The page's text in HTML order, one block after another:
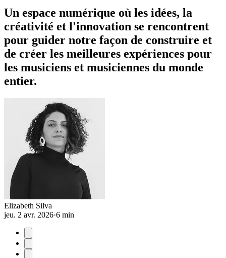
Un espace numérique où les idées, la
créativité et l'innovation se rencontrent
pour guider notre façon de construire et
de créer les meilleures expériences pour
les musiciens et musiciennes du monde
entier.
Elizabeth Silva
jeu. 2 avr. 2026·6 min